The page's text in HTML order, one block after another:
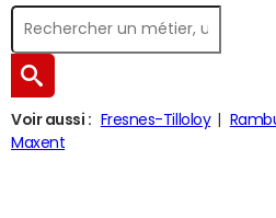
Voir aussi : Fresnes-Tilloloy
Maxent